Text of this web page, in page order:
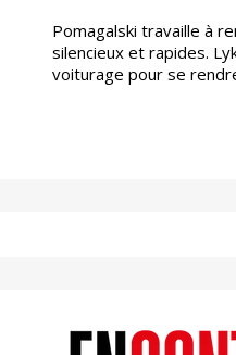
Pomagalski travaille à
silencieux et rapides.
voiturage pour se